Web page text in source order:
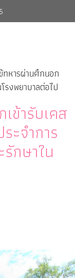
ทหารผ่านศึกนอก
รงพยาบาลต่อไป
ข้ารับเคส
ะจำการ
กษาใน